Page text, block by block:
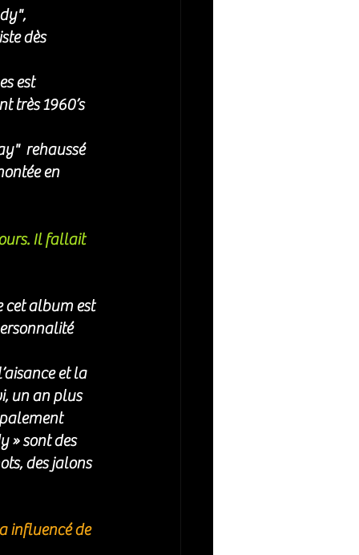
dès
est
très 1960’s
rehaussé
en
Il fallait
cet album est
et la
un an plus
» sont des
des jalons
influencé de